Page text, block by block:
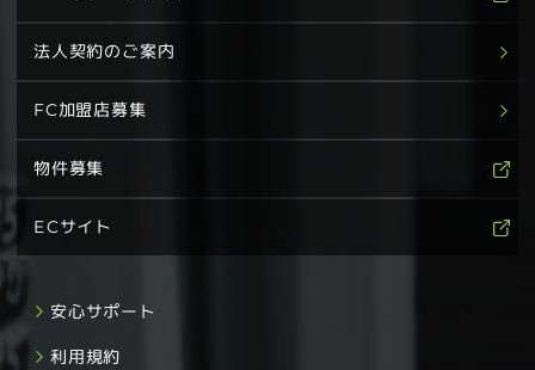
法人契約のご案内
FC加盟店募集
物件募集
ECサイト
安心サポート
利用規約